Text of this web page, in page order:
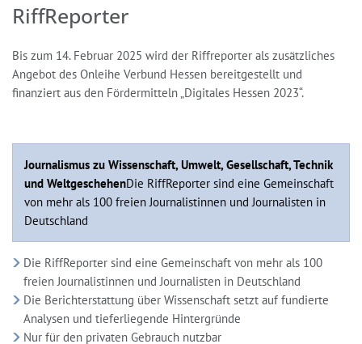
Riffreporter
RiffReporter
Bis zum 14. Februar 2025 wird der Riffreporter als zusätzliches
Angebot des Onleihe Verbund Hessen bereitgestellt und
finanziert aus den Fördermitteln „Digitales Hessen 2023“.
Journalismus zu Wissenschaft, Umwelt, Gesellschaft, Technik
und WeltgeschehenDie RiffReporter sind eine Gemeinschaft
von mehr als 100 freien Journalistinnen und Journalisten in
Deutschland
Die RiffReporter sind eine Gemeinschaft von mehr als 100
freien Journalistinnen und Journalisten in Deutschland
Die Berichterstattung über Wissenschaft setzt auf fundierte
Analysen und tieferliegende Hintergründe
Nur für den privaten Gebrauch nutzbar